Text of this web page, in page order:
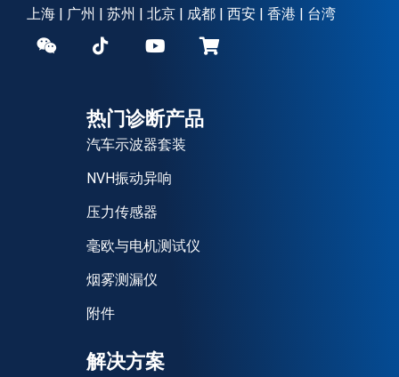
上海 | 广州 | 苏州 | 北京 | 成都 | 西安 | 香港 | 台湾
热门诊断产品
汽车示波器套装
NVH振动异响
压力传感器
毫欧与电机测试仪
烟雾测漏仪
附件
解决方案